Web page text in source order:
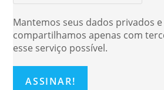
Mantemos seus dados privados e
compartilhamos apenas com
esse serviço possível.